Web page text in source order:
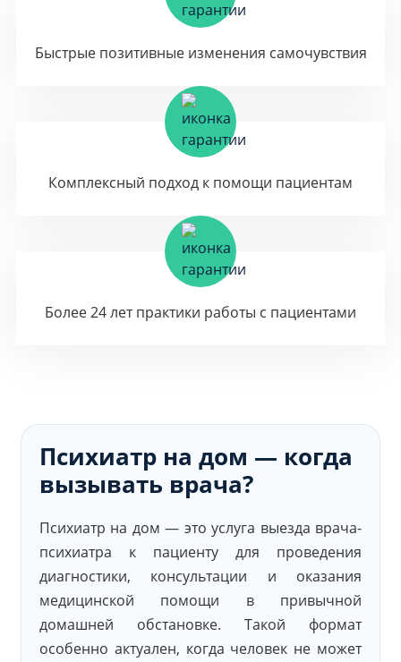
Быстрые позитивные изменения самочувствия
Комплексный подход к помощи пациентам
Более 24 лет практики работы с пациентами
Психиатр на дом — когда
вызывать врача?
Психиатр на дом — это услуга выезда врача-
психиатра к пациенту для проведения
диагностики, консультации и оказания
медицинской помощи в привычной
домашней обстановке. Такой формат
особенно актуален, когда человек не может